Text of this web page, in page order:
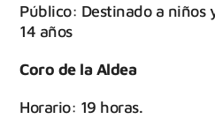
Público: Destinado a niños
14 años
Coro de la Aldea
Horario: 19 horas.